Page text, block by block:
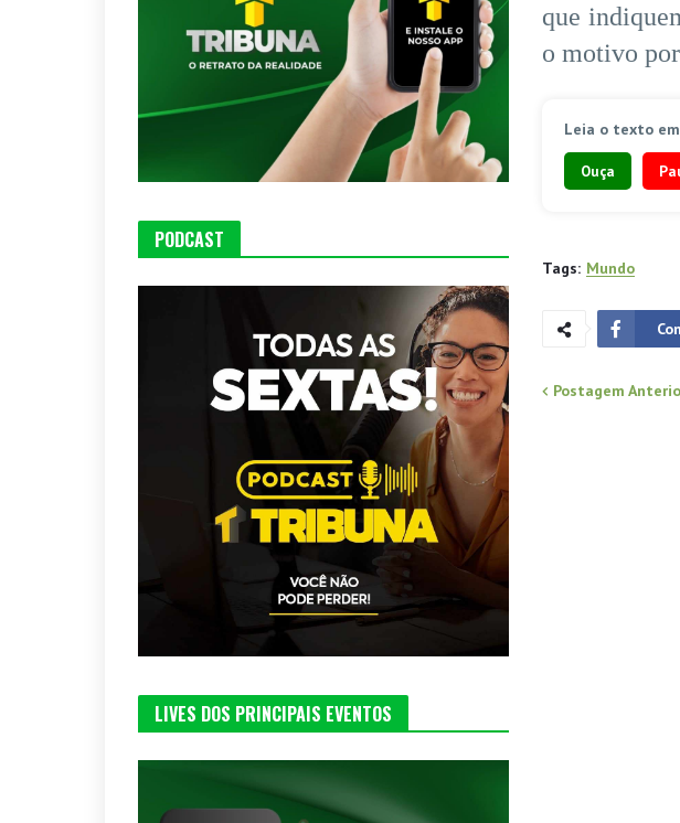
que
o motivo
Leia o texto
Ouça
Tags: Mundo
Postagem
PODCAST
LIVES DOS PRINCIPAIS EVENTOS